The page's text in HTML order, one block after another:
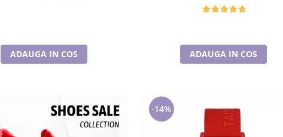
ADAUGA IN COS ADAUGA IN COS
-14%